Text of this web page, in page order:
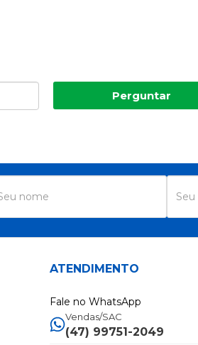
Perguntar
ATENDIMENTO
Fale no WhatsApp
Vendas/SAC
(47) 99751-2049